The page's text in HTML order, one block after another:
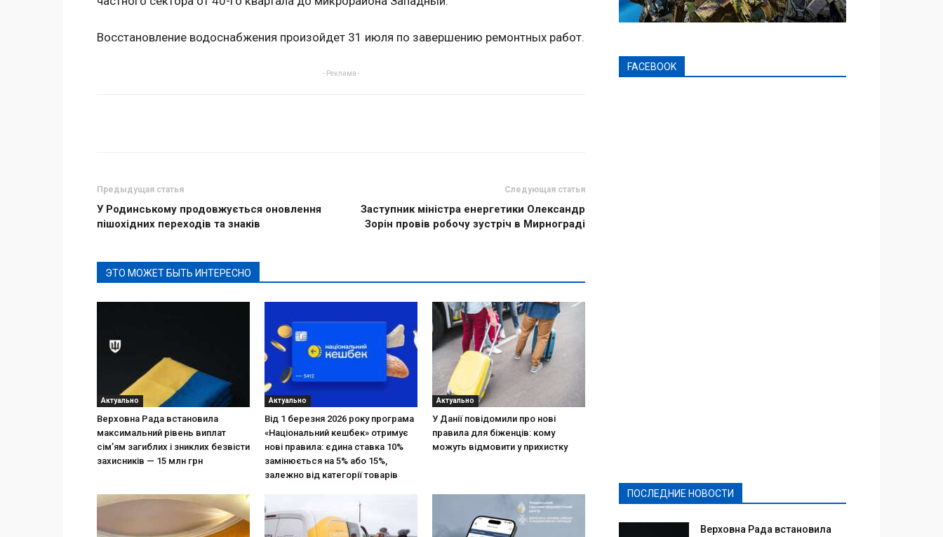
Восстановление водоснабжения произойдет 31 июля по завершению ремонтных работ.
- Реклама -
Предыдущая статья
У Родинському продовжується оновлення
пішохідних переходів та знаків
Следующая статья
Заступник міністра енергетики Олександр
Зорін провів робочу зустріч в Мирнограді
ЭТО МОЖЕТ БЫТЬ ИНТЕРЕСНО
Актуально
Верховна Рада встановила
максимальний рівень виплат
сім’ям загиблих і зниклих безвісти
захисників — 15 млн грн
Актуально
Від 1 березня 2026 року програма
«Національний кешбек» отримує
нові правила: єдина ставка 10%
замінюється на 5% або 15%,
залежно від категорії товарів
Актуально
У Данії повідомили про нові
правила для біженців: кому
можуть відмовити у прихистку
FACEBOOK
ПОСЛЕДНИЕ НОВОСТИ
Верховна Рада встановила